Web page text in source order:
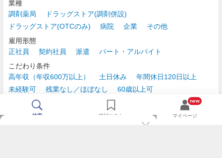
業種
調剤薬局
ドラッグストア(調剤併設)
ドラッグストア(OTCのみ)
病院 企業
その他
雇用形態
正社員
契約社員 派遣
パート・アルバイト
こだわり条件
高年収（年収600万以上）
土日休み
年間休日120日以上
未経験可
残業なし／ほぼなし
60歳以上可
時給2,500円以上
検索 検討リスト
new
マイページ